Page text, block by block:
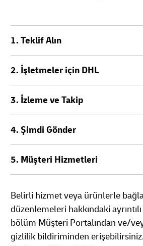
1. Teklif Alın
2. İşletmeler için DHL
3. İzleme ve Takip
4. Şimdi Gönder
5. Müşteri Hizmetleri
Belirli hizmet veya ürünlerle
düzenlemeleri hakkındaki
bölüm Müşteri Portalından ve/
gizlilik bildiriminden erişebilirsiniz.